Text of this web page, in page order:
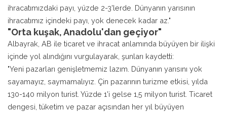
ihracatımızdaki payı, yüzde 2-3'lerde. Dünyanın yarısının
ihracatımız içindeki payı, yok denecek kadar az."
"Orta kuşak, Anadolu'dan geçiyor"
Albayrak, AB ile ticaret ve ihracat anlamında büyüyen bir ilişki
içinde yol alındığını vurgulayarak, şunları kaydetti:
"Yeni pazarları genişletmemiz lazım. Dünyanın yarısını yok
sayamayız, saymamalıyız. Çin pazarının turizme etkisi, yılda
130-140 milyon turist. Yüzde 1'i gelse 1,5 milyon turist. Ticaret
dengesi, tüketim ve pazar açısından her yıl büyüyen